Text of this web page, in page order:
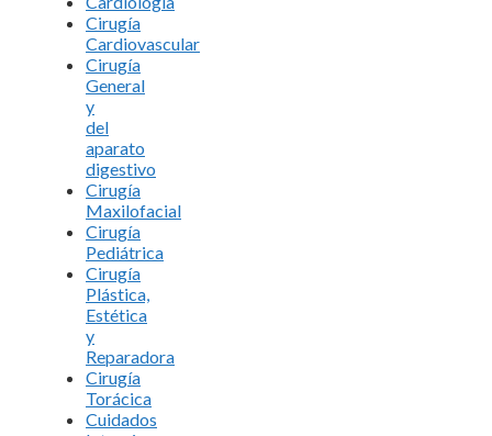
Cirugía
Cardiovascular
Cirugía
General
y
del
aparato
digestivo
Cirugía
Maxilofacial
Cirugía
Pediátrica
Cirugía
Plástica,
Estética
y
Reparadora
Cirugía
Torácica
Cuidados